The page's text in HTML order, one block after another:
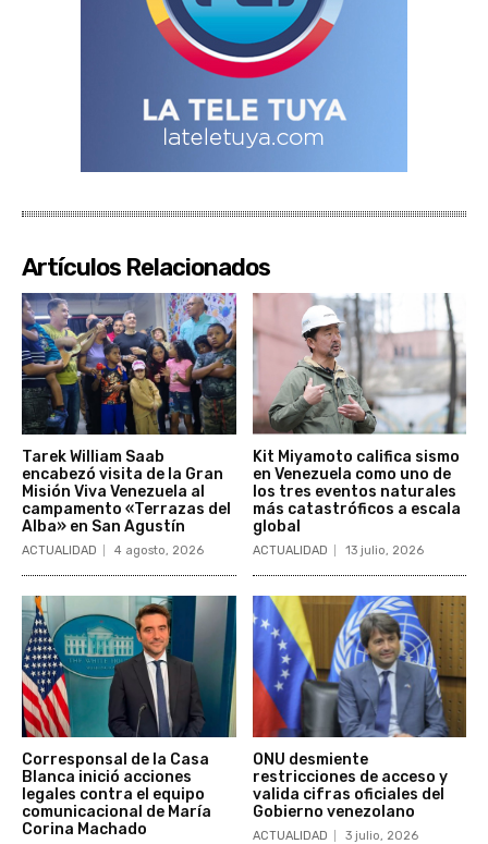
Artículos Relacionados
Tarek William Saab
encabezó visita de la Gran
Misión Viva Venezuela al
campamento «Terrazas del
Alba» en San Agustín
ACTUALIDAD 4 agosto, 2026
Kit Miyamoto califica sismo
en Venezuela como uno de
los tres eventos naturales
más catastróficos a escala
global
ACTUALIDAD 13 julio, 2026
Corresponsal de la Casa
Blanca inició acciones
legales contra el equipo
comunicacional de María
Corina Machado
ONU desmiente
restricciones de acceso y
valida cifras oficiales del
Gobierno venezolano
ACTUALIDAD 3 julio, 2026